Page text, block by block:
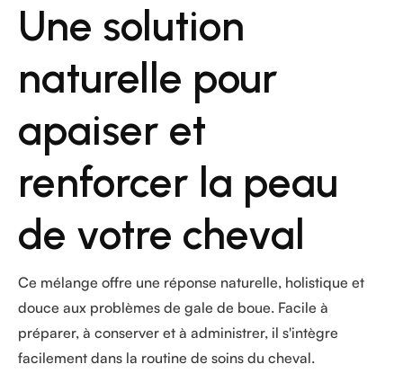
Une solution
naturelle pour
apaiser et
renforcer la peau
de votre cheval
Ce mélange offre une réponse naturelle, holistique et
douce aux problèmes de gale de boue. Facile à
préparer, à conserver et à administrer, il s'intègre
facilement dans la routine de soins du cheval.